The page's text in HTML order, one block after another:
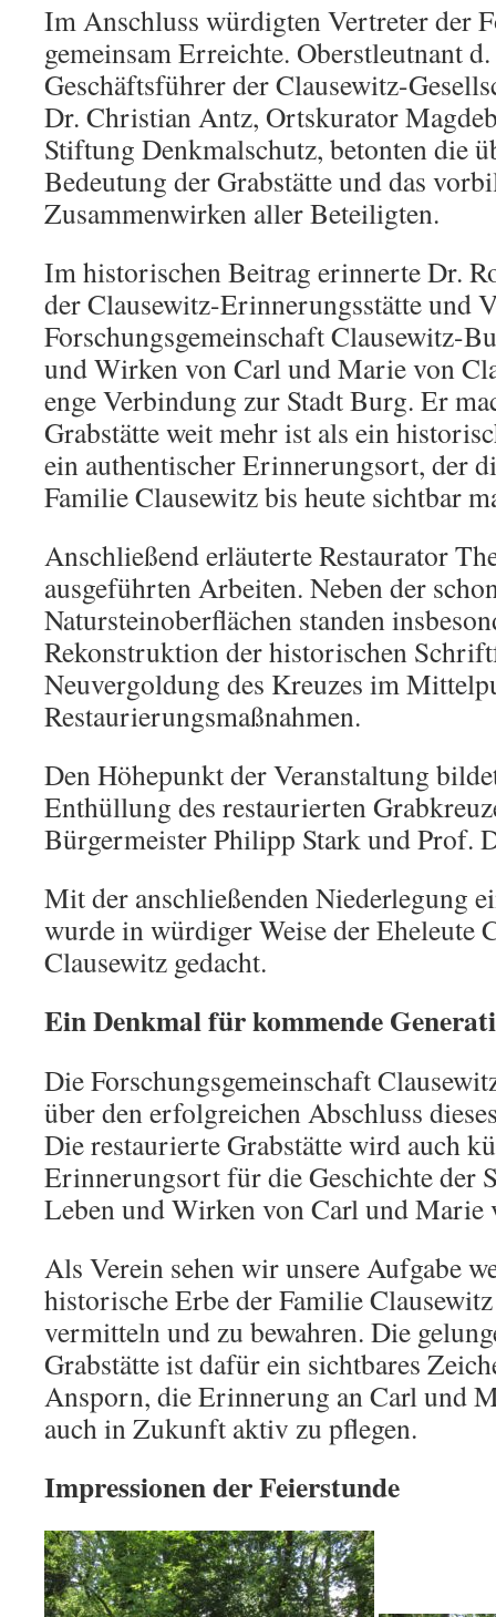
Im Anschluss würdigten Vertreter der
gemeinsam Erreichte. Oberstleutnant
Geschäftsführer der Clausewitz-
Dr. Christian Antz, Ortskurator
Stiftung Denkmalschutz, betonten die
Bedeutung der Grabstätte und das
Zusammenwirken aller Beteiligten.
Im historischen Beitrag erinnerte Dr.
der Clausewitz-Erinnerungsstätte und
Forschungsgemeinschaft Clausewitz-
und Wirken von Carl und Marie von
enge Verbindung zur Stadt Burg. Er
Grabstätte weit mehr ist als ein
ein authentischer Erinnerungsort, der
Familie Clausewitz bis heute sichtbar
Anschließend erläuterte Restaurator
ausgeführten Arbeiten. Neben der
Natursteinoberflächen standen
Rekonstruktion der historischen
Neuvergoldung des Kreuzes im
Restaurierungsmaßnahmen.
Den Höhepunkt der Veranstaltung
Enthüllung des restaurierten
Bürgermeister Philipp Stark und Prof.
Mit der anschließenden Niederlegung
wurde in würdiger Weise der Eheleute
Clausewitz gedacht.
Ein Denkmal für kommende
Die Forschungsgemeinschaft
über den erfolgreichen Abschluss
Die restaurierte Grabstätte wird auch
Erinnerungsort für die Geschichte der
Leben und Wirken von Carl und Marie
Als Verein sehen wir unsere Aufgabe
historische Erbe der Familie
vermitteln und zu bewahren. Die
Grabstätte ist dafür ein sichtbares
Ansporn, die Erinnerung an Carl und
auch in Zukunft aktiv zu pflegen.
Impressionen der Feierstunde